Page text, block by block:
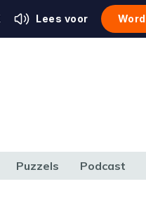
Lees voor
Puzzels Podcast